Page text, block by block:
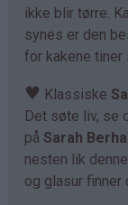
ikke blir tørre.
synes er den
for kakene tiner
♥ Klassiske
Det søte liv, se
på Sarah
nesten lik
og glasur finner